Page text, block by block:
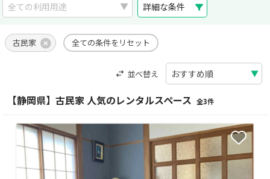
詳細な条件
古民家 全ての条件をリセット
並べ替え
【静岡県】古民家 人気のレンタルスペース 全3件